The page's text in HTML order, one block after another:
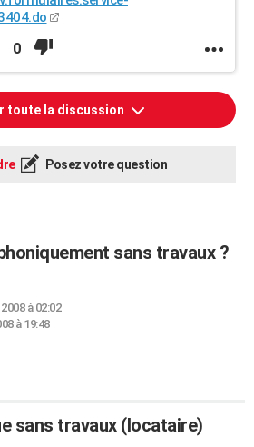
0
toute la discussion
Posez votre question
sans travaux ?
à 02:02
à 19:48
sans travaux (locataire)